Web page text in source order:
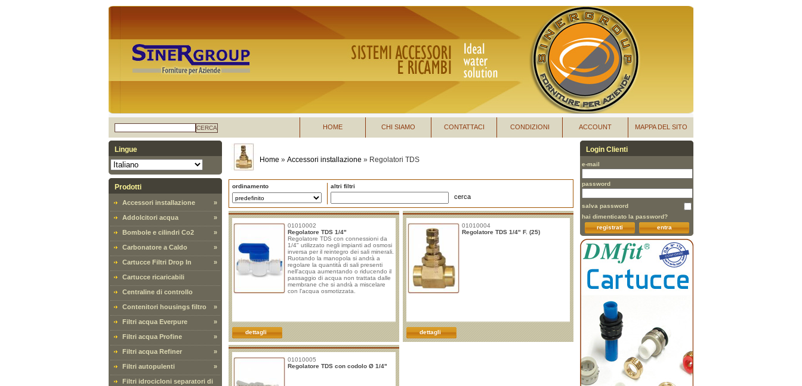
CERCA MAPPA DEL SITO
ACCOUNT
CONDIZIONI
CONTATTACI
CHI SIAMO
HOME
Lingue
Prodotti
Accessori installazione »
Addolcitori acqua »
Bombole e cilindri Co2 »
Carbonatore a Caldo »
Cartucce Filtri Drop In »
Cartucce ricaricabili
Centraline di controllo
Contenitori housings filtro »
Filtri acqua Everpure »
Filtri acqua Profine »
Filtri acqua Refiner »
Filtri autopulenti »
Filtri idrocicloni separatori di
Home » Accessori installazione » Regolatori TDS
ordinamento altri filtri
cerca
01010002
Regolatore TDS 1/4"
Regolatore TDS con connessioni da
1/4" utilizzato negli impianti ad osmosi
inversa per il reintegro dei sali minerali.
Ruotando la manopola si andrà a
regolare la quantità di sali presenti
nell'acqua aumentando o riducendo il
passaggio di acqua non trattata dalle
membrane che si andrà a miscelare
con l'acqua osmotizzata.
dettagli
01010004
Regolatore TDS 1/4" F. (25)
dettagli
01010005
Regolatore TDS con codolo Ø 1/4"
Login Clienti
e-mail
password
salva password
hai dimenticato la password?
entra
registrati